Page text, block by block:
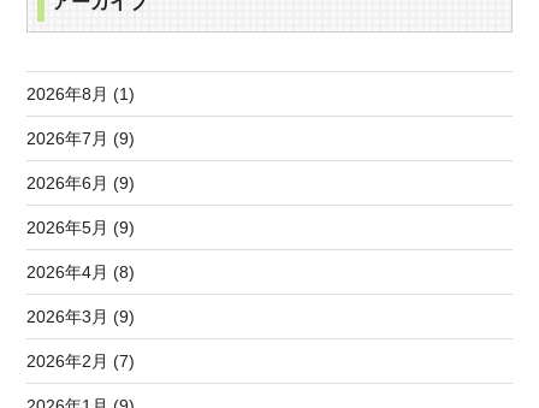
2026年8月 (1)
2026年7月 (9)
2026年6月 (9)
2026年5月 (9)
2026年4月 (8)
2026年3月 (9)
2026年2月 (7)